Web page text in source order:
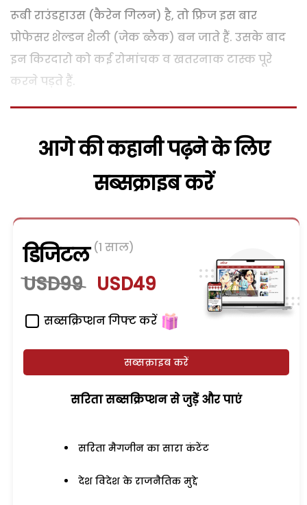
रूबी राउंडहाउस (कैरेन गिलन) है, तो फ्रिज इस बार
प्रोफेसर शेल्डन शैली (जेक ब्लैक) बन जाते हैं. उसके बाद
इन किरदारो को कई रोमांचक व खतरनाक टास्क पूरे
करने पड़ते हैं.
आगे की कहानी पढ़ने के लिए
सब्सक्राइब करें
डिजिटल (1 साल)
USD99 USD49
सब्सक्रिप्शन गिफ्ट करें
सब्सक्राइब करें
सरिता सब्सक्रिप्शन से जुड़ेें और पाएं
सरिता मैगजीन का सारा कंटेंट
देश विदेश के राजनैतिक मुद्दे